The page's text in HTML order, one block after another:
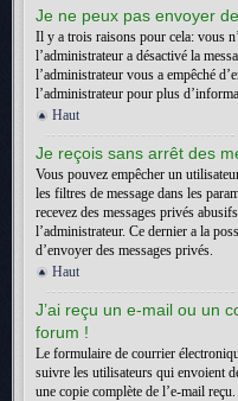
Je ne peux pas envoyer
Il y a trois raisons pour cela: vous
l’administrateur a désactivé la
l’administrateur vous a empêché
l’administrateur pour plus
Haut
Je reçois sans arrêt des
Vous pouvez empêcher un
les filtres de message dans les
recevez des messages privés
l’administrateur. Ce dernier a la
d’envoyer des messages privés.
Haut
J’ai reçu un e-mail ou un
forum !
Le formulaire de courrier
suivre les utilisateurs qui envoient
une copie complète de l’e-mail